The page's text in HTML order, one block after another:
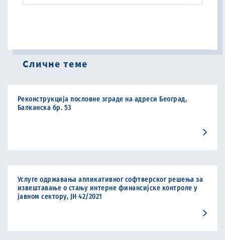
Сличне теме
Реконструкција пословне зграде на адреси Београд,
Балканска бр. 53
Услуге одржавања апликативног софтверског решења за
извештавање о стању интерне финансијске контроле у
јавном сектору, ЈН 42/2021